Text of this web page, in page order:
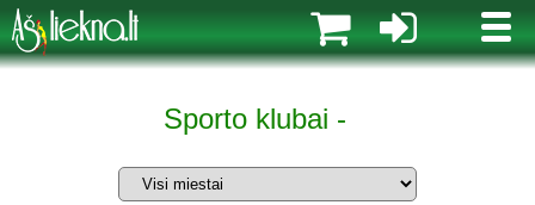
MENIU
Sporto klubai -